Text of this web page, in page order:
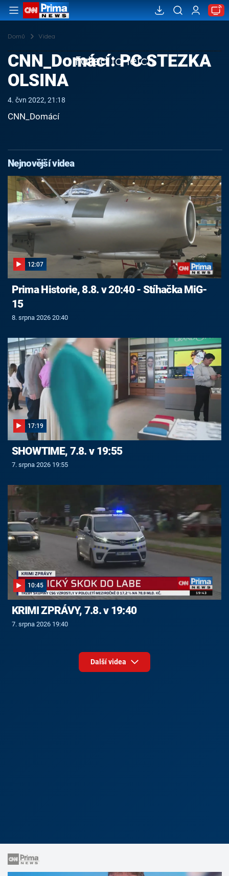
Domů Videa
Failed to fetch
CNN_Domácí: PC STEZKA
OLSINA
4. čvn 2022, 21:18
CNN_Domácí
Nejnovější videa
12:07
Prima Historie, 8.8. v 20:40 - Stíhačka MiG-
15
8. srpna 2026 20:40
17:19
SHOWTIME, 7.8. v 19:55
7. srpna 2026 19:55
10:45
KRIMI ZPRÁVY, 7.8. v 19:40
7. srpna 2026 19:40
Další videa